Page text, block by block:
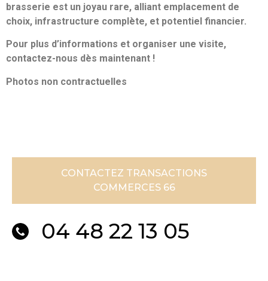
brasserie est un joyau rare, alliant emplacement de
choix, infrastructure complète, et potentiel financier.
Pour plus d’informations et organiser une visite,
contactez-nous dès maintenant !
Photos non contractuelles
CONTACTEZ TRANSACTIONS
COMMERCES 66
04 48 22 13 05